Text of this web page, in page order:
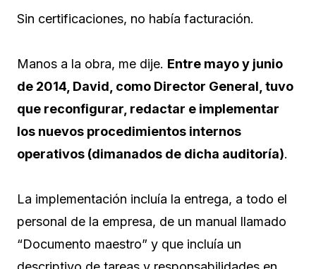
Sin certificaciones, no había facturación.
Manos a la obra, me dije. Entre mayo y junio
de 2014, David, como Director General, tuvo
que reconfigurar, redactar e implementar
los nuevos procedimientos internos
operativos (dimanados de dicha auditoría).
La implementación incluía la entrega, a todo el
personal de la empresa, de un manual llamado
“Documento maestro” y que incluía un